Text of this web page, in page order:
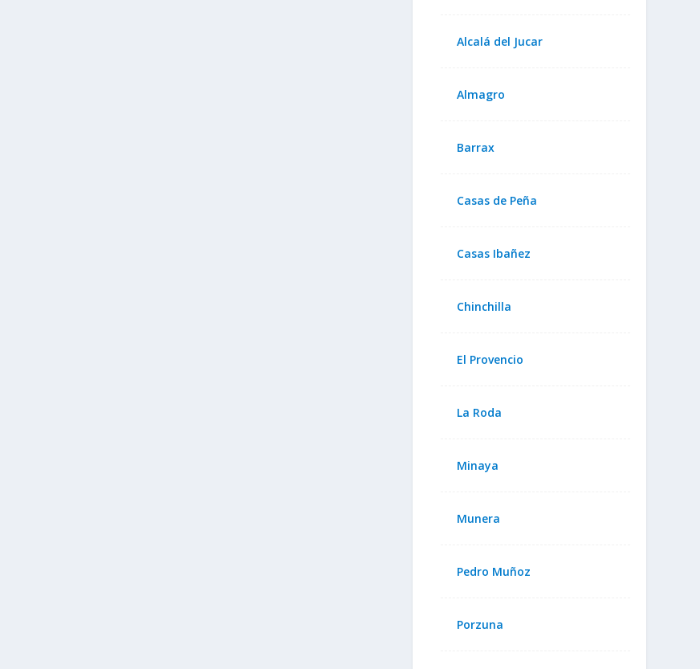
Alcalá del Jucar
Almagro
Barrax
Casas de Peña
Casas Ibañez
Chinchilla
El Provencio
La Roda
Minaya
Munera
Pedro Muñoz
Porzuna